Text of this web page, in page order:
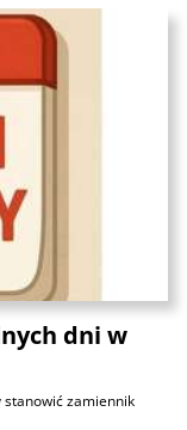
dni w
stanowić zamiennik